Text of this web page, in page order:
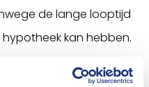
de lange looptijd
kan hebben.